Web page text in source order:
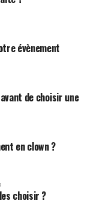
évènement
de choisir une
en clown ?
choisir ?